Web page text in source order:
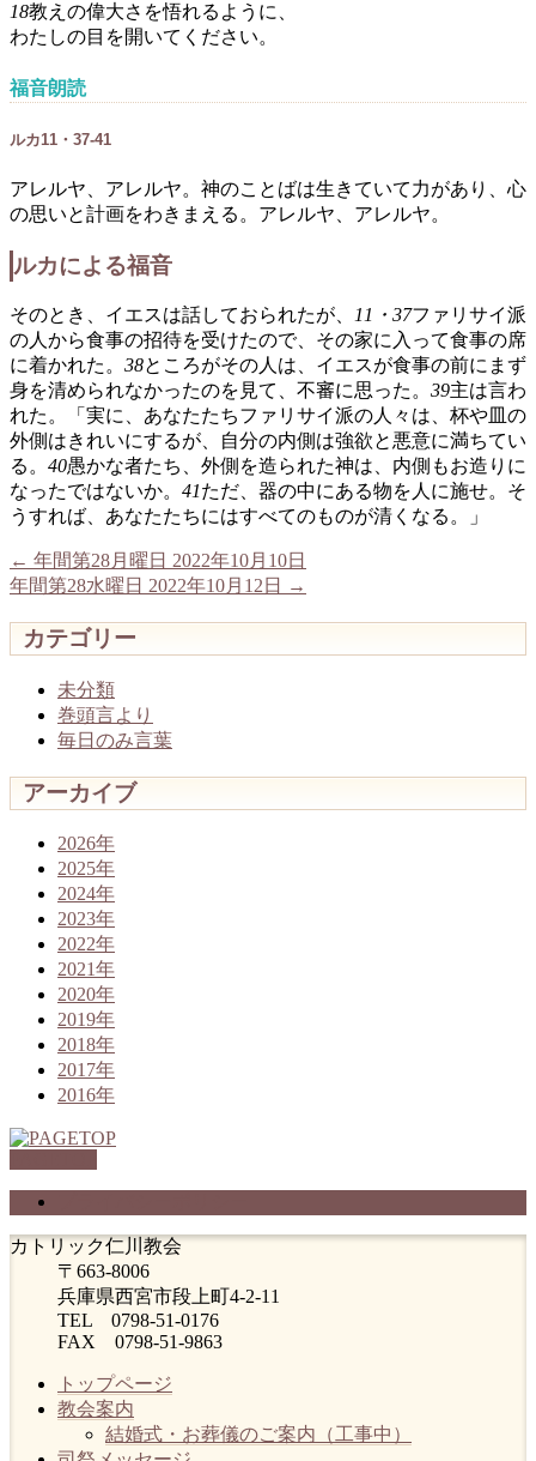
18教えの偉大さを悟れるように、
わたしの目を開いてください。
福音朗読
ルカ11・37-41
アレルヤ、アレルヤ。神のことばは生きていて力があり、心
の思いと計画をわきまえる。アレルヤ、アレルヤ。
ルカによる福音
そのとき、イエスは話しておられたが、 11・37ファリサイ派
の人から食事の招待を受けたので、その家に入って食事の席
に着かれた。 38ところがその人は、イエスが食事の前にまず
身を清められなかったのを見て、不審に思った。 39主は言わ
れた。「実に、あなたたちファリサイ派の人々は、杯や皿の
外側はきれいにするが、自分の内側は強欲と悪意に満ちてい
る。 40愚かな者たち、外側を造られた神は、内側もお造りに
なったではないか。 41ただ、器の中にある物を人に施せ。そ
うすれば、あなたたちにはすべてのものが清くなる。」
← 年間第28月曜日 2022年10月10日
年間第28水曜日 2022年10月12日
→
カテゴリー
未分類
巻頭言より
毎日のみ言葉
アーカイブ
2026年
2025年
2024年
2023年
2022年
2021年
2020年
2019年
2018年
2017年
2016年
カトリック仁川教会
〒663-8006
兵庫県西宮市段上町4-2-11
TEL 0798-51-0176
FAX 0798-51-9863
トップページ
教会案内
結婚式・お葬儀のご案内（工事中）